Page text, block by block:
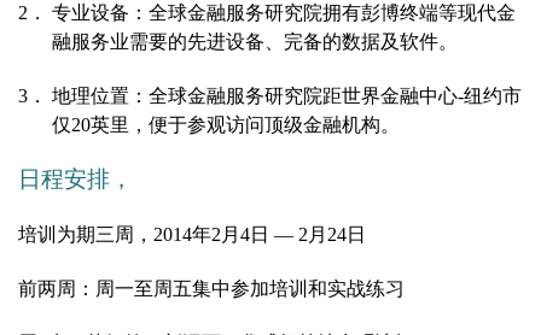
2 ． 专业设备：全球金融服务研究院拥有彭博终端等现代金
融服务业需要的先进设备、完备的数据及软件。
3 ． 地理位置：全球金融服务研究院距世界金融中心-纽约市
仅20英里，便于参观访问顶级金融机构。
日程安排，
培训为期三周，2014年2月4日 — 2月24日
前两周：周一至周五集中参加培训和实战练习